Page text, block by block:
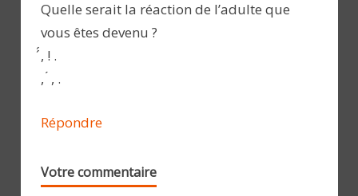
Quelle serait la réaction de l’adulte que
vous êtes devenu ?
́́, ! .
, ́ , .
Répondre
Votre commentaire